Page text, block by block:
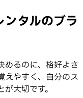
タルのブラ
めるのに、格好よさ
えやすく、自分のス
大切です。